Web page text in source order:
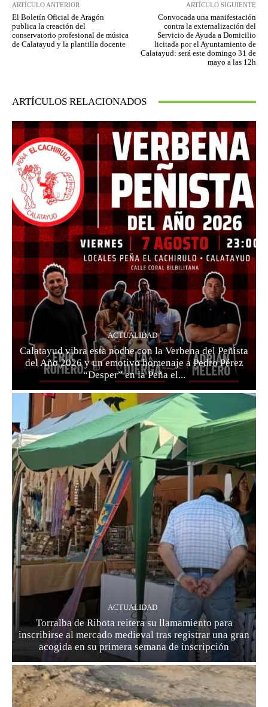
ARTÍCULO ANTERIOR
El Boletín Oficial de Aragón
publica la creación del
conservatorio profesional de música
de Calatayud y la plantilla docente
ARTÍCULO SIGUIENTE
Convocada una manifestación
contra la externalización del
Servicio de Ayuda a Domicilio
licitada por el Ayuntamiento de
Calatayud: será este domingo 31 de
mayo a las 12h
ARTÍCULOS RELACIONADOS
ACTUALIDAD
Calatayud vibra esta noche con la Verbena del Peñista
del Año 2026 y un emotivo homenaje a Pedro Pérez
“Desper” en la Peña el...
ACTUALIDAD
Torralba de Ribota reitera su llamamiento para
inscribirse al mercado medieval tras registrar una gran
acogida en su primera semana de inscripción